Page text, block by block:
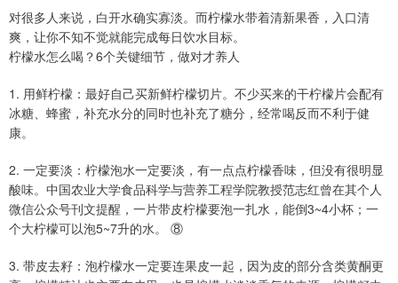
对很多人来说，白开水确实寡淡。而柠檬水带着清新果香，入口清
爽，让你不知不觉就能完成每日饮水目标。
柠檬水怎么喝？6个关键细节，做对才养人
1. 用鲜柠檬：最好自己买新鲜柠檬切片。不少买来的干柠檬片会配有
冰糖、蜂蜜，补充水分的同时也补充了糖分，经常喝反而不利于健
康。
2. 一定要淡：柠檬泡水一定要淡，有一点点柠檬香味，但没有很明显
酸味。中国农业大学食品科学与营养工程学院教授范志红曾在其个人
微信公众号刊文提醒，一片带皮柠檬要泡一扎水，能倒3~4小杯；一
个大柠檬可以泡5~7升的水。 ⑧
3. 带皮去籽：泡柠檬水一定要连果皮一起，因为皮的部分含类黄酮更